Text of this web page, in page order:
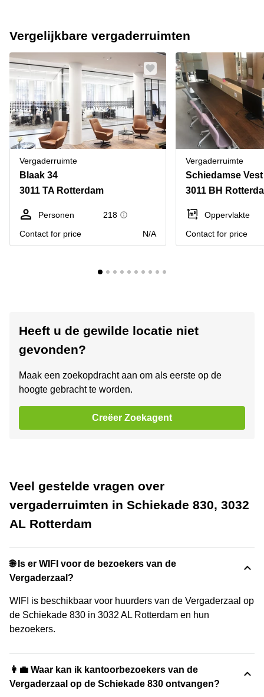
Vergelijkbare vergaderruimten
Vergaderruimte
Blaak 34
3011 TA Rotterdam
Personen
218
Contact for price
N/A
Vergaderruimte
Schiedamse Vest
3011 BH
Oppervlakte
Contact for price
Heeft u de gewilde locatie niet
gevonden?
Maak een zoekopdracht aan om als eerste op de
hoogte gebracht te worden.
Creëer Zoekagent
Veel gestelde vragen over
vergaderruimten in Schiekade 830, 3032
AL Rotterdam
🌐 Is er WIFI voor de bezoekers van de
Vergaderzaal?
WIFI is beschikbaar voor huurders van de Vergaderzaal op
de Schiekade 830 in 3032 AL Rotterdam en hun
bezoekers.
👩‍💼 Waar kan ik kantoorbezoekers van de
Vergaderzaal op de Schiekade 830 ontvangen?